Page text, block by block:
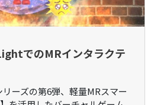
でのMRインタラクテ
ーズの第6弾、軽量MRスマー